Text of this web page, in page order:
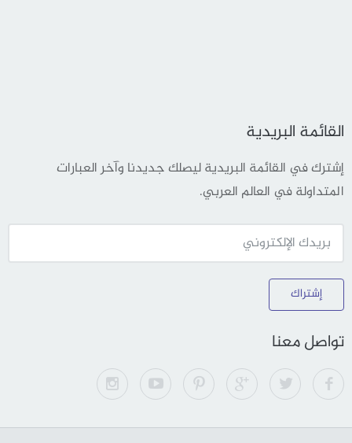
القائمة البريدية
إشترك في القائمة البريدية ليصلك جديدنا وآخر العبارات
المتداولة في العالم العربي.
إشتراك
تواصل معنا